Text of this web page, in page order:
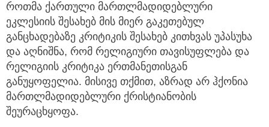
როთმა ქართული მართლმადიდებლური
ეკლესიის შესახებ მის მიერ გაკეთებულ
განცხადებაზე კრიტიკის შესახებ კითხვას უპასუხა
და აღნიშნა, რომ რელიგიური თავისუფლება და
რელიგიის კრიტიკა ერთმანეთისგან
განუყოფელია. მისივე თქმით, აზრად არ ჰქონია
მართლმადიდებლური ქრისტიანობის
შეურაცხყოფა.